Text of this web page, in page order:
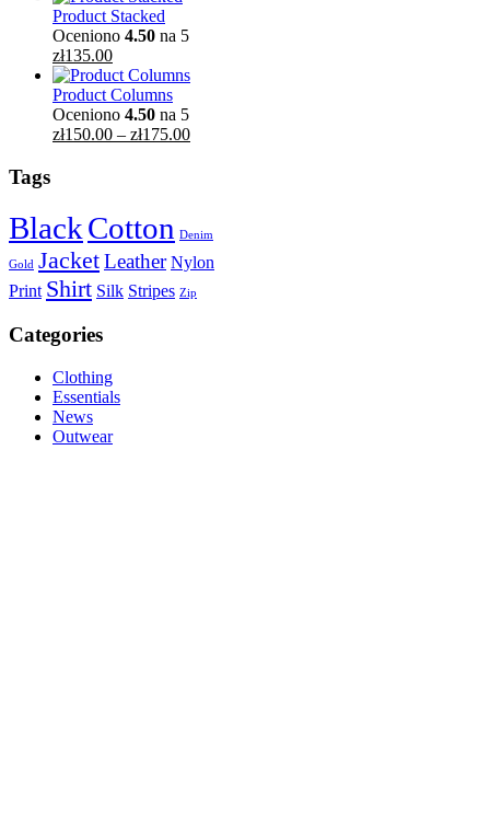
Product Stacked
Oceniono 4.50 na 5
zł135.00
Product Columns
Oceniono 4.50 na 5
zł150.00 – zł175.00
Tags
BlackCotton Denim
Gold JacketLeather Nylon
Print Shirt Silk Stripes Zip
Categories
Clothing
Essentials
News
Outwear